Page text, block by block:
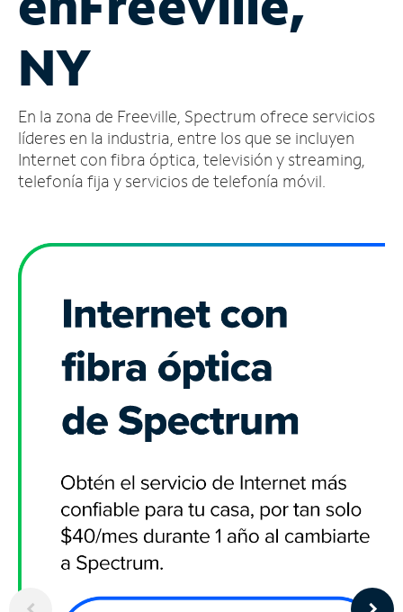
cuenta
Encuentra
tienda
NY
En la zona de Freeville, Spectrum ofrece servicios
líderes en la industria, entre los que se incluyen
Internet con fibra óptica, televisión y streaming,
telefonía fija y servicios de telefonía móvil.